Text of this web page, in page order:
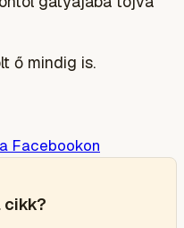
ő mindig is.
Facebookon
cikk?